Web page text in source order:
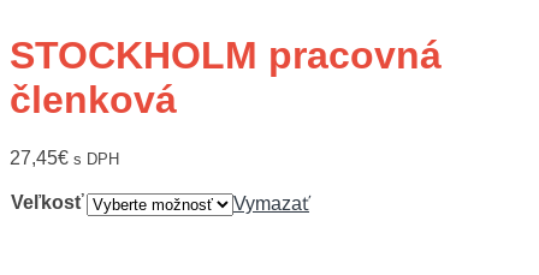
STOCKHOLM pracovná
členková
27,45€ s DPH
Veľkosť Vymazať